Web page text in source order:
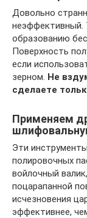
Довольно
неэффективный.
образованию
Поверхность
если
зерном. Не
сделаете
Применяем
Эти
полировочных
войлочный
поцарапанной
исчезновения
эффективнее,